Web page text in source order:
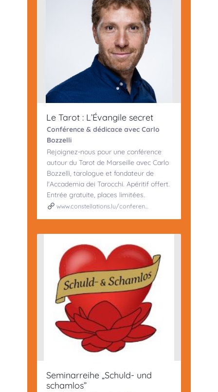
Le Tarot : L’Évangile secret
Conférence & dédicace avec Carlo
Bozzelli
Rejoignez-nous pour une conférence
autour du Tarot de Marseille avec Carlo
Bozzelli, tarologue et fondateur de
l'Accademia dei Tarocchi. Apéritif offert.
Entrée gratuite, places limitées.
www.constellations.lu/conferen…
Seminarreihe „Schuld- und
schamlos”